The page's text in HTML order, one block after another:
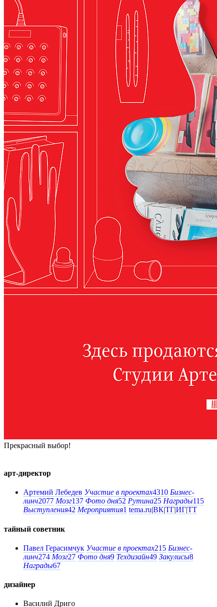
Прекрасный выбор!
арт-директор
Артемий Лебедев Участие в проектах4310 Бизнес-
линч2077 Мозг137 Фото дня52 Рутина25 Награды115
Выступления42 Мероприятия1 tema.ru|ВК|ТГ|ИГ|ТТ
тайный советник
Павел Герасимчук Участие в проектах215 Бизнес-
линч274 Мозг27 Фото дня9 Техдизайн49 Закулисы8
Награды67
дизайнер
Василий Дриго